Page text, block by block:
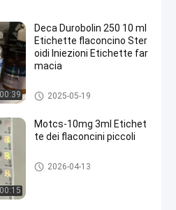
00:39
Deca Durobolin 250 10 ml
Etichette flaconcino Ster
oidi Iniezioni Etichette far
macia
etichette della fiala 10mL
2025-05-19
00:15
Motcs-10mg 3ml Etichet
te dei flaconcini piccoli
Etichette di vetro della fiala
2026-04-13